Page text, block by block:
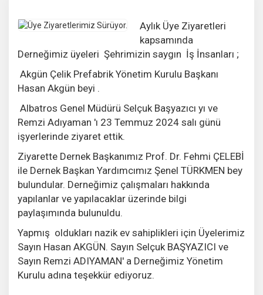
Aylık Üye Ziyaretleri
kapsamında
Derneğimiz üyeleri Şehrimizin saygın İş İnsanları ;
Akgün Çelik Prefabrik Yönetim Kurulu Başkanı
Hasan Akgün beyi .
Albatros Genel Müdürü Selçuk Başyazıcı yı ve
Remzi Adıyaman 'ı 23 Temmuz 2024 salı günü
işyerlerinde ziyaret ettik.
Ziyarette Dernek Başkanımız Prof. Dr. Fehmi ÇELEBİ
ile Dernek Başkan Yardımcımız Şenel TÜRKMEN bey
bulundular. Derneğimiz çalışmaları hakkında
yapılanlar ve yapılacaklar üzerinde bilgi
paylaşımında bulunuldu.
Yapmış oldukları nazik ev sahiplikleri için Üyelerimiz
Sayın Hasan AKGÜN. Sayın Selçuk BAŞYAZICI ve
Sayın Remzi ADIYAMAN' a Derneğimiz Yönetim
Kurulu adına teşekkür ediyoruz.